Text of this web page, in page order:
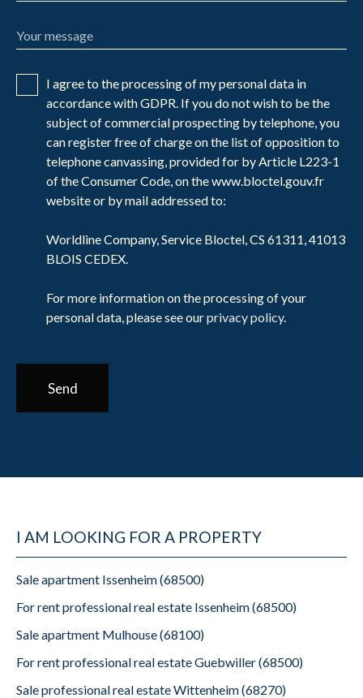
Your message
I agree to the processing of my personal data in
accordance with GDPR. If you do not wish to be the
subject of commercial prospecting by telephone, you
can register free of charge on the list of opposition to
telephone canvassing, provided for by Article L223-1
of the Consumer Code, on the www.bloctel.gouv.fr
website or by mail addressed to:
Worldline Company, Service Bloctel, CS 61311, 41013
BLOIS CEDEX.
For more information on the processing of your
personal data, please see ourprivacy policy.
Send
I AM LOOKING FOR A PROPERTY
Sale apartment Issenheim (68500)
For rent professional real estate Issenheim (68500)
Sale apartment Mulhouse (68100)
For rent professional real estate Guebwiller (68500)
Sale professional real estate Wittenheim (68270)